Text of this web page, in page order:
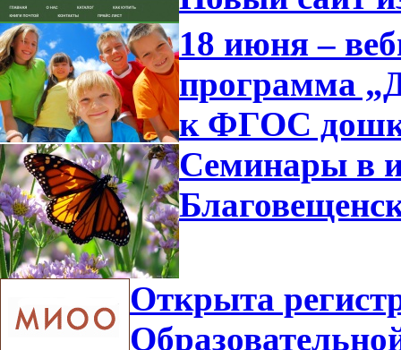
18 июня –
программа
к ФГОС
Семинары в
Открыта